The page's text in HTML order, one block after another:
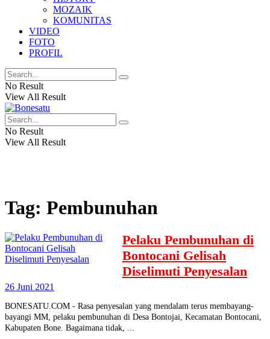
MOZAIK
KOMUNITAS
VIDEO
FOTO
PROFIL
No Result
View All Result
No Result
View All Result
Tag: Pembunuhan
Pelaku Pembunuhan di
Bontocani Gelisah
Diselimuti Penyesalan
26 Juni 2021
BONESATU.COM - Rasa penyesalan yang mendalam terus membayang-
bayangi MM, pelaku pembunuhan di Desa Bontojai, Kecamatan Bontocani,
Kabupaten Bone. Bagaimana tidak, ...